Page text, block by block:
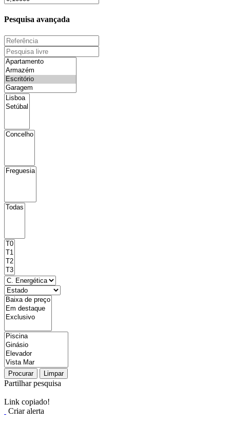
Pesquisa avançada
Procurar Limpar
Partilhar pesquisa
Link copiado!
Criar alerta